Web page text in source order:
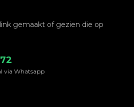
gemaakt of gezien die op
via Whatsapp